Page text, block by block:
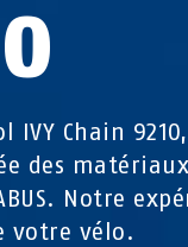
IVY Chain
des
Notre
votre vélo.